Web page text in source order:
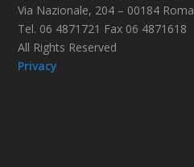
Via Nazionale, 204 – 00184 Roma
Tel. 06 4871721 Fax 06 4871618
All Rights Reserved
Privacy